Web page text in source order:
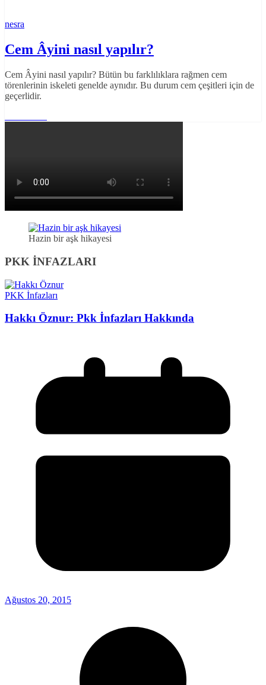
nesra
Cem Âyini nasıl yapılır?
Cem Âyini nasıl yapılır? Bütün bu farklılıklara rağmen cem
törenlerinin iskeleti genelde aynıdır. Bu durum cem çeşitleri için de
geçerlidir.
Hazin bir aşk hikayesi
PKK İNFAZLARI
PKK İnfazları
Hakkı Öznur: Pkk İnfazları Hakkında
Ağustos 20, 2015